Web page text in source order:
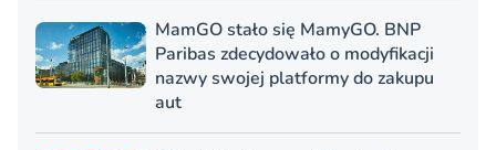
MamGO stało się MamyGO. BNP
Paribas zdecydowało o modyfikacji
nazwy swojej platformy do zakupu
aut